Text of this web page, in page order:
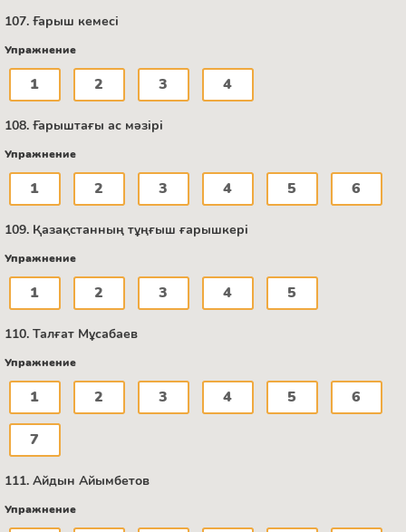
107. Ғарыш кемесі
Упражнение
1 2 3 4
108. Ғарыштағы ас мәзірі
Упражнение
1 2 3 4 5 6
109. Қазақстанның тұңғыш ғарышкері
Упражнение
1 2 3 4 5
110. Талғат Мұсабаев
Упражнение
1 2 3 4 5 6
7
111. Айдын Айымбетов
Упражнение